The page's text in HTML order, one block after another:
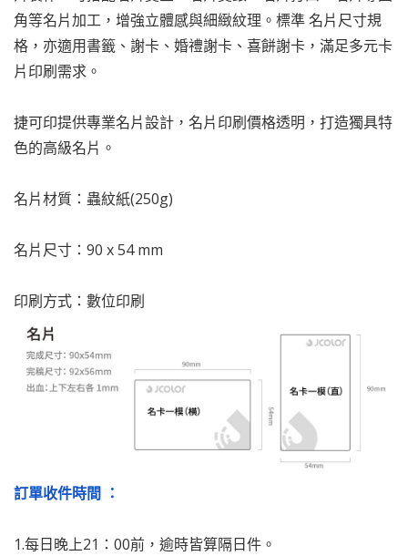
角等名片加工，增強立體感與細緻紋理。標準 名片尺寸規
格，亦適用書籤、謝卡、婚禮謝卡、喜餅謝卡，滿足多元卡
片印刷需求。
捷可印提供專業名片設計，名片印刷價格透明，打造獨具特
色的高級名片。
名片材質：蟲紋紙(250g)
名片尺寸：90 x 54 mm
印刷方式：數位印刷
訂單收件時間 ：
1.每日晚上21：00前，逾時皆算隔日件。